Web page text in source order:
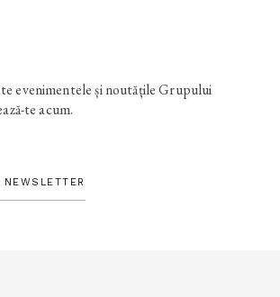
evenimentele și noutățile Grupului
te acum.